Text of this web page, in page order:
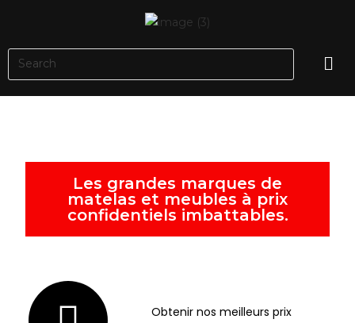
Les grandes marques de
matelas et meubles à prix
confidentiels imbattables.
Obtenir nos meilleurs prix